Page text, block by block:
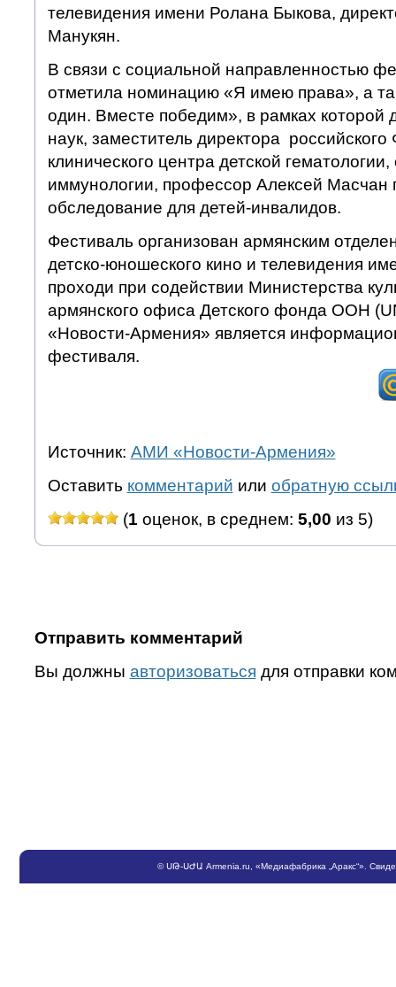
телевидения имени Ролана Быкова,
Манукян.
В связи с социальной направленностью
отметила номинацию «Я имею права», а
один. Вместе победим», в рамках которой
наук, заместитель директора
клинического центра детской гематологии,
иммунологии, профессор Алексей Масчан
обследование для детей-инвалидов.
Фестиваль организован армянским
детско-юношеского кино и телевидения
проходи при содействии Министерства
армянского офиса Детского фонда ООН
«Новости-Армения» является
фестиваля.
Источник: АМИ «Новости-Армения»
Оставить комментарий или обратную
(1 оценок, в среднем: 5,00 из 5)
Отправить комментарий
Вы должны авторизоваться для отправки
©ՍԹ-ՍԺԱ Armenia.ru , «Медиафабрика „Аракс“».